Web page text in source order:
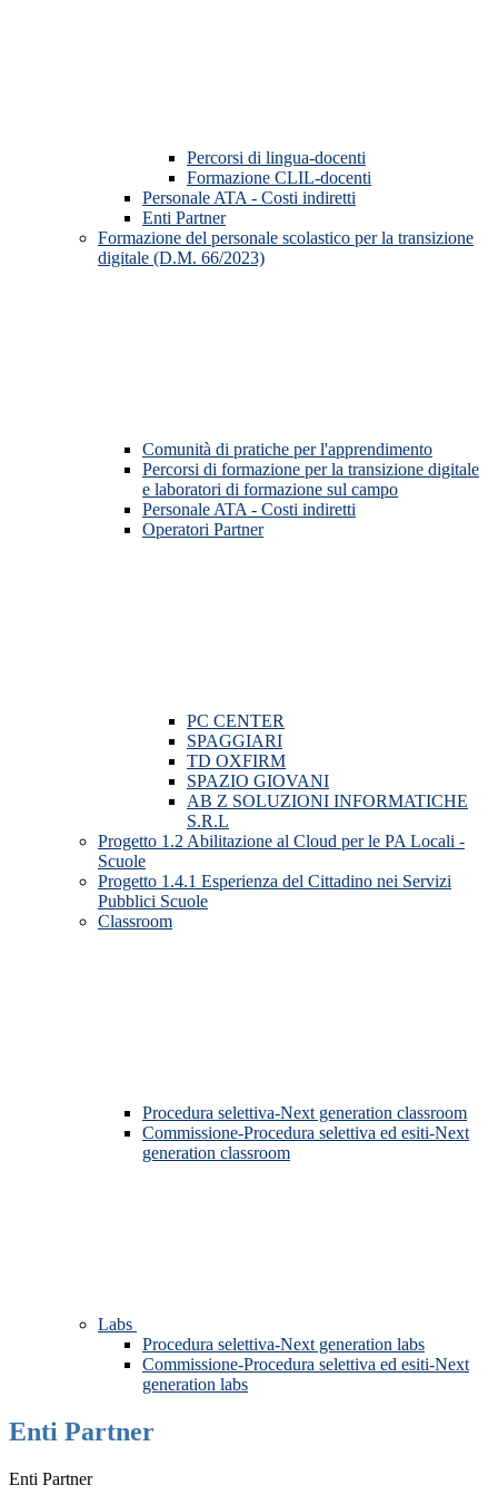
Percorsi di lingua-docenti
Formazione CLIL-docenti
Personale ATA - Costi indiretti
Enti Partner
Formazione del personale scolastico per la transizione
digitale (D.M. 66/2023)
Comunità di pratiche per l'apprendimento
Percorsi di formazione per la transizione digitale
e laboratori di formazione sul campo
Personale ATA - Costi indiretti
Operatori Partner
PC CENTER
SPAGGIARI
TD OXFIRM
SPAZIO GIOVANI
AB Z SOLUZIONI INFORMATICHE
S.R.L
Progetto 1.2 Abilitazione al Cloud per le PA Locali -
Scuole
Progetto 1.4.1 Esperienza del Cittadino nei Servizi
Pubblici Scuole
Classroom
Procedura selettiva-Next generation classroom
Commissione-Procedura selettiva ed esiti-Next
generation classroom
Labs
Procedura selettiva-Next generation labs
Commissione-Procedura selettiva ed esiti-Next
generation labs
Enti Partner
Enti Partner